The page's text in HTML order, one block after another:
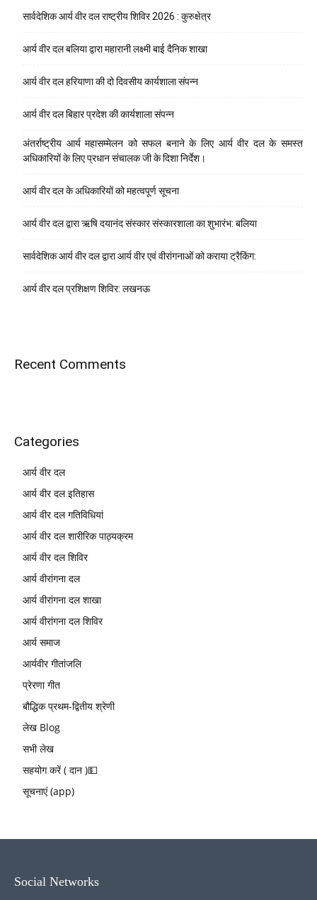
सार्वदेशिक आर्य वीर दल राष्ट्रीय शिविर 2026 : कुरुक्षेत्र
आर्य वीर दल बलिया द्वारा महारानी लक्ष्मी बाई दैनिक शाखा
आर्य वीर दल हरियाणा की दो दिवसीय कार्यशाला संपन्न
आर्य वीर दल बिहार प्रदेश की कार्यशाला संपन्न
अंतर्राष्ट्रीय आर्य महासम्मेलन को सफल बनाने के लिए आर्य वीर दल के समस्त
अधिकारियों के लिए प्रधान संचालक जी के दिशा निर्देश।
आर्य वीर दल के अधिकारियों को महत्वपूर्ण सूचना
आर्य वीर दल द्वारा ऋषि दयानंद संस्कार संस्कारशाला का शुभारंभ: बलिया
सार्वदेशिक आर्य वीर दल द्वारा आर्य वीर एवं वीरांगनाओं को कराया ट्रैकिंग:
आर्य वीर दल प्रशिक्षण शिविर: लखनऊ
Recent Comments
Categories
आर्य वीर दल
आर्य वीर दल इतिहास
आर्य वीर दल गतिविधियां
आर्य वीर दल शारीरिक पाठ्यक्रम
आर्य वीर दल शिविर
आर्य वीरांगना दल
आर्य वीरांगना दल शाखा
आर्य वीरांगना दल शिविर
आर्य समाज
आर्यवीर गीतांजलि
प्रेरणा गीत
बौद्धिक प्रथम-द्वितीय श्रेणी
लेख Blog
सभी लेख
सहयोग करें ( दान )💵
सूचनाएं (app)
Social Networks